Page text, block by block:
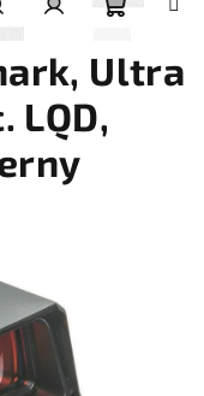
Hľadať
Ultra
LQD,